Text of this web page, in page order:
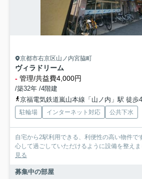
京都市右京区山ノ内宮脇町
ヴィラドリーム
- 管理/共益費4,000円
/築32年 /4階建
京福電気鉄道嵐山本線「山ノ内」駅 徒歩
駐輪場 インターネット対応 公共下水
自宅から2駅利用できる、利便性の高い物件で
心して過ごしていただけるように設備を整え
見る
募集中の部屋